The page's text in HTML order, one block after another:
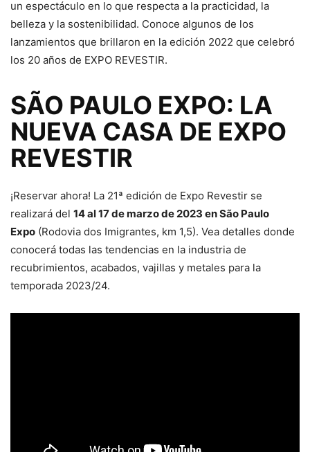
un espectáculo en lo que respecta a la practicidad, la
belleza y la sostenibilidad. Conoce algunos de los
lanzamientos que brillaron en la edición 2022 que celebró
los 20 años de EXPO REVESTIR.
SÃO PAULO EXPO: LA
NUEVA CASA DE EXPO
REVESTIR
¡Reservar ahora! La 21ª edición de Expo Revestir se
realizará del 14 al 17 de marzo de 2023 en São Paulo
Expo (Rodovia dos Imigrantes, km 1,5). Vea detalles donde
conocerá todas las tendencias en la industria de
recubrimientos, acabados, vajillas y metales para la
temporada 2023/24.